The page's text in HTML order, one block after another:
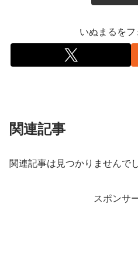
いぬまるをフ
関連記事
関連記事は見つかりませんでし
スポンサ